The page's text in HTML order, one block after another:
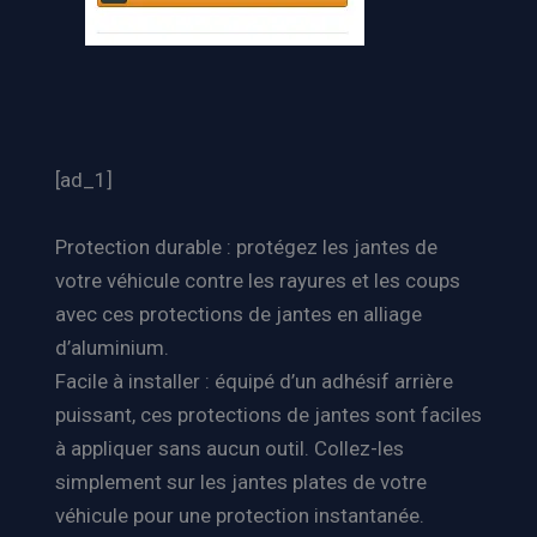
[ad_1]
Protection durable : protégez les jantes de
votre véhicule contre les rayures et les coups
avec ces protections de jantes en alliage
d’aluminium.
Facile à installer : équipé d’un adhésif arrière
puissant, ces protections de jantes sont faciles
à appliquer sans aucun outil. Collez-les
simplement sur les jantes plates de votre
véhicule pour une protection instantanée.